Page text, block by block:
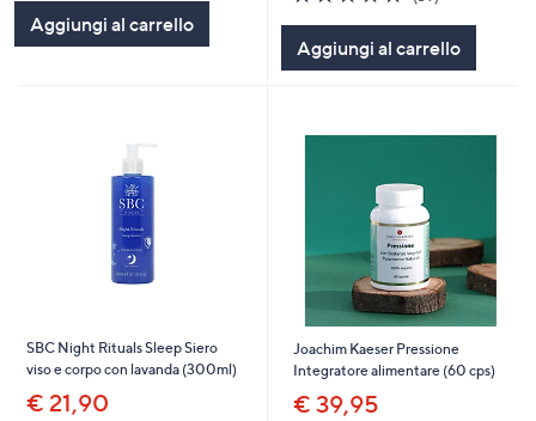
Stars
Aggiungi al carrello
of
Stars
Aggiungi al carrello
SBC Night Rituals Sleep Siero
viso e corpo con lavanda (300ml)
€ 21,90
Joachim Kaeser Pressione
Integratore alimentare (60 cps)
€ 39,95